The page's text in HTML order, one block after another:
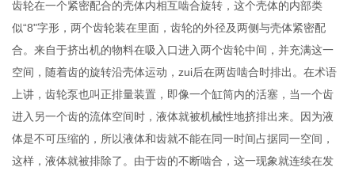
齿轮在一个紧密配合的壳体内相互啮合旋转，这个壳体的内部类
似“8"字形，两个齿轮装在里面，齿轮的外径及两侧与壳体紧密配
合。来自于挤出机的物料在吸入口进入两个齿轮中间，并充满这一
空间，随着齿的旋转沿壳体运动，zui后在两齿啮合时排出。在术语
上讲，齿轮泵也叫正排量装置，即像一个缸筒内的活塞，当一个齿
进入另一个齿的流体空间时，液体就被机械性地挤排出来。因为液
体是不可压缩的，所以液体和齿就不能在同一时间占据同一空间，
这样，液体就被排除了。由于齿的不断啮合，这一现象就连续在发